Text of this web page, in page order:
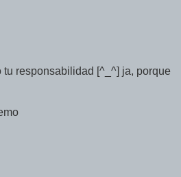
tu responsabilidad [^_^] ja, porque